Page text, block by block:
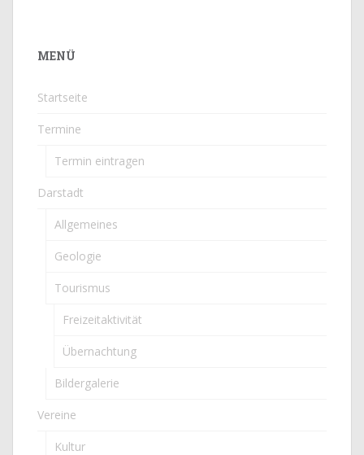
MENÜ
Startseite
Termine
Termin eintragen
Darstadt
Allgemeines
Geologie
Tourismus
Freizeitaktivität
Übernachtung
Bildergalerie
Vereine
Kultur